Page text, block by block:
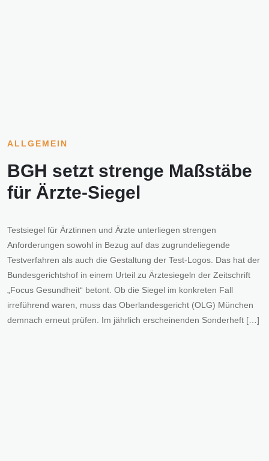
ALLGEMEIN
BGH setzt strenge Maßstäbe
für Ärzte-Siegel
Testsiegel für Ärztinnen und Ärzte unterliegen strengen
Anforderungen sowohl in Bezug auf das zugrundeliegende
Testverfahren als auch die Gestaltung der Test-Logos. Das hat der
Bundesgerichtshof in einem Urteil zu Ärztesiegeln der Zeitschrift
„Focus Gesundheit“ betont. Ob die Siegel im konkreten Fall
irreführend waren, muss das Oberlandesgericht (OLG) München
demnach erneut prüfen. Im jährlich erscheinenden Sonderheft […]